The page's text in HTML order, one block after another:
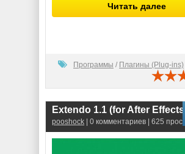
Читать далее
Программы / Плагины (Plug-ins)
Extendo 1.1 (for After Effects)
pooshock | 0 комментариев | 625